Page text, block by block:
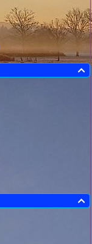

